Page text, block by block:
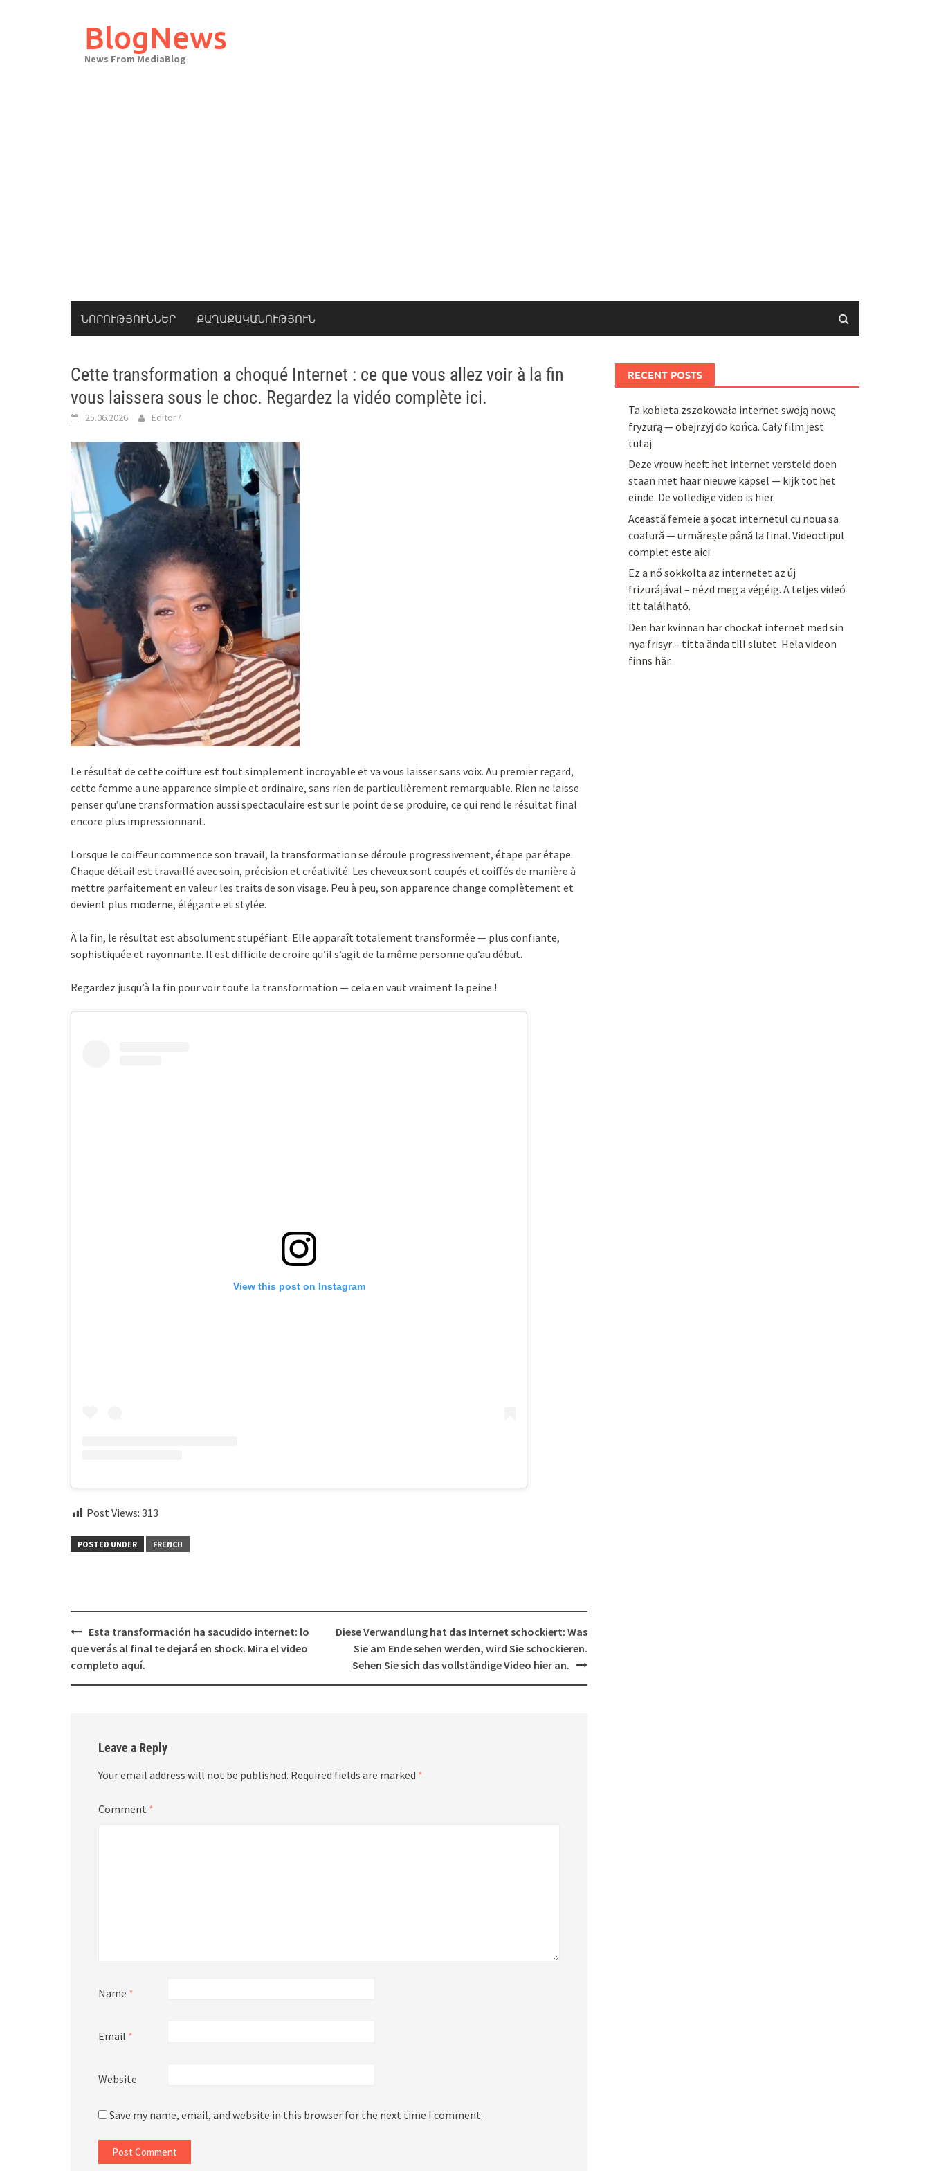
BlogNews
News From MediaBlog
ՆՈՐՈՒԹՅՈՒՆՆԵՐ ՔԱՂԱՔԱԿԱՆՈՒԹՅՈՒՆ
Cette transformation a choqué Internet : ce que vous allez voir à la fin
vous laissera sous le choc. Regardez la vidéo complète ici.
25.06.2026 Editor7
Le résultat de cette coiffure est tout simplement incroyable et va vous laisser sans voix. Au premier regard,
cette femme a une apparence simple et ordinaire, sans rien de particulièrement remarquable. Rien ne laisse
penser qu’une transformation aussi spectaculaire est sur le point de se produire, ce qui rend le résultat final
encore plus impressionnant.
Lorsque le coiffeur commence son travail, la transformation se déroule progressivement, étape par étape.
Chaque détail est travaillé avec soin, précision et créativité. Les cheveux sont coupés et coiffés de manière à
mettre parfaitement en valeur les traits de son visage. Peu à peu, son apparence change complètement et
devient plus moderne, élégante et stylée.
À la fin, le résultat est absolument stupéfiant. Elle apparaît totalement transformée — plus confiante,
sophistiquée et rayonnante. Il est difficile de croire qu’il s’agit de la même personne qu’au début.
Regardez jusqu’à la fin pour voir toute la transformation — cela en vaut vraiment la peine !
View this post on Instagram
Post Views: 313
POSTED UNDER FRENCH
Post
navigation
Esta transformación ha sacudido internet: lo
que verás al final te dejará en shock. Mira el video
completo aquí.
Diese Verwandlung hat das Internet schockiert: Was
Sie am Ende sehen werden, wird Sie schockieren.
Sehen Sie sich das vollständige Video hier an.
Leave a Reply
Your email address will not be published. Required fields are marked *
Comment *
Name *
Email *
Website
Save my name, email, and website in this browser for the next time I comment.
RECENT POSTS
Ta kobieta zszokowała internet swoją nową
fryzurą — obejrzyj do końca. Cały film jest
tutaj.
Deze vrouw heeft het internet versteld doen
staan met haar nieuwe kapsel — kijk tot het
einde. De volledige video is hier.
Această femeie a șocat internetul cu noua sa
coafură — urmărește până la final. Videoclipul
complet este aici.
Ez a nő sokkolta az internetet az új
frizurájával – nézd meg a végéig. A teljes videó
itt található.
Den här kvinnan har chockat internet med sin
nya frisyr – titta ända till slutet. Hela videon
finns här.